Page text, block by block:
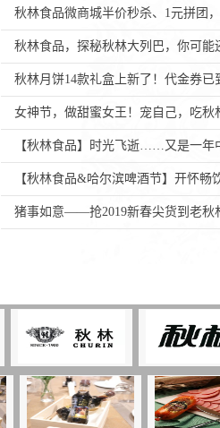
1
秋林食品微商城半价秒杀、1元拼团
秋林食品，探秘秋林大列巴，你可能
秋林月饼14款礼盒上新了！代金券已
女神节，做甜蜜女王！宠自己，吃秋
【秋林食品】时光飞逝……又是一年
【秋林食品&哈尔滨啤酒节】开怀畅
猪事如意——抢2019新春尖货到老秋